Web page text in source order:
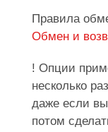
Правила
Обмен и
! Опции
несколько
даже если вы
потом